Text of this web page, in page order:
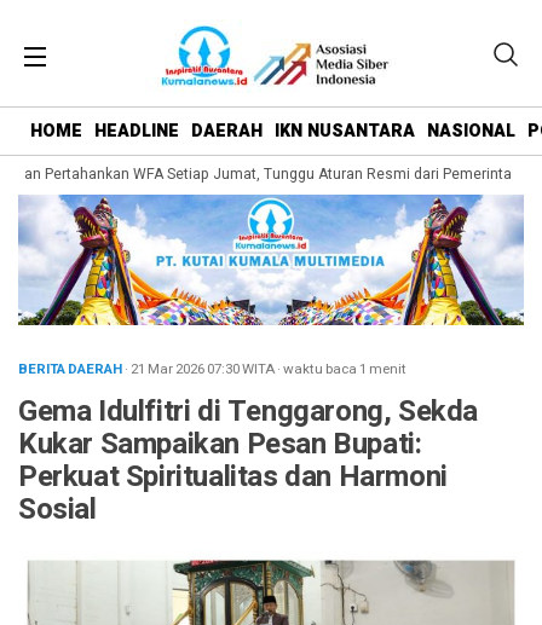
HOME HEADLINE DAERAH IKN NUSANTARA NASIONAL
Pertahankan WFA Setiap Jumat, Tunggu Aturan Resmi dari Pemerintah
BERITA DAERAH· 21 Mar 202607:30WITA·waktu baca 1 menit
Gema Idulfitri di Tenggarong, Sekda
Kukar Sampaikan Pesan Bupati:
Perkuat Spiritualitas dan Harmoni
Sosial